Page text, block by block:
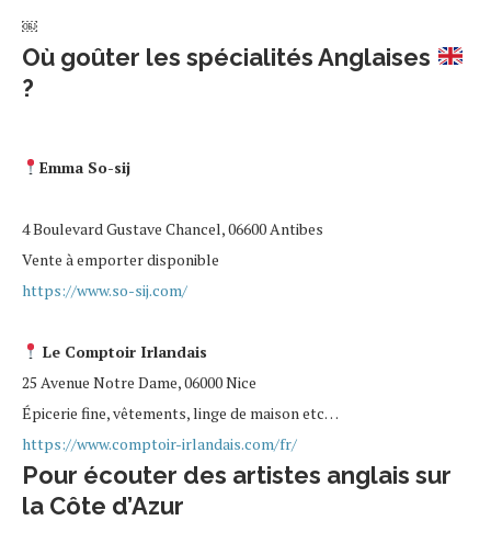
￼
Où goûter les spécialités Anglaises
?
Emma So-sij
4 Boulevard Gustave Chancel, 06600 Antibes
Vente à emporter disponible
https://www.so-sij.com/
Le Comptoir Irlandais
25 Avenue Notre Dame, 06000 Nice
Épicerie fine, vêtements, linge de maison etc…
https://www.comptoir-irlandais.com/fr/
Pour écouter des artistes anglais sur
la Côte d’Azur